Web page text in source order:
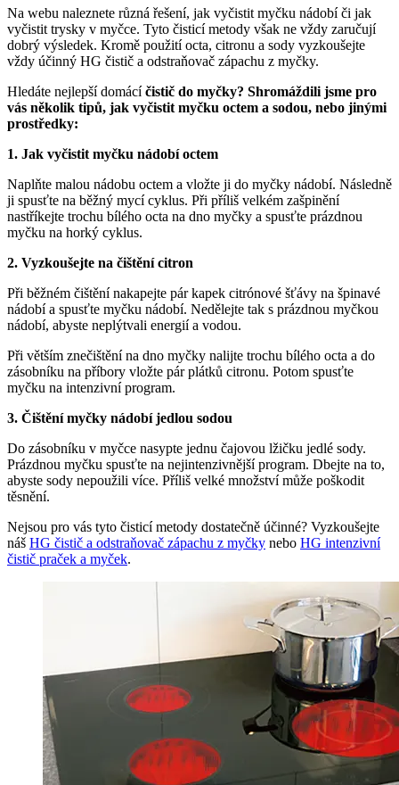
Na webu naleznete různá řešení, jak vyčistit myčku nádobí či jak
vyčistit trysky v myčce. Tyto čisticí metody však ne vždy zaručují
dobrý výsledek. Kromě použití octa, citronu a sody vyzkoušejte
vždy účinný HG čistič a odstraňovač zápachu z myčky.
Hledáte nejlepší domácíčistič do myčky? Shromáždili jsme pro
vás několik tipů, jak vyčistit myčku octem a sodou, nebo jinými
prostředky:
1. Jak vyčistit myčku nádobí octem
Naplňte malou nádobu octem a vložte ji do myčky nádobí. Následně
ji spusťte na běžný mycí cyklus. Při příliš velkém zašpinění
nastříkejte trochu bílého octa na dno myčky a spusťte prázdnou
myčku na horký cyklus.
2. Vyzkoušejte na čištění citron
Při běžném čištění nakapejte pár kapek citrónové šťávy na špinavé
nádobí a spusťte myčku nádobí. Nedělejte tak s prázdnou myčkou
nádobí, abyste neplýtvali energií a vodou.
Při větším znečištění na dno myčky nalijte trochu bílého octa a do
zásobníku na příbory vložte pár plátků citronu. Potom spusťte
myčku na intenzivní program.
3. Čištění myčky nádobí jedlou sodou
Do zásobníku v myčce nasypte jednu čajovou lžičku jedlé sody.
Prázdnou myčku spusťte na nejintenzivnější program. Dbejte na to,
abyste sody nepoužili více. Příliš velké množství může poškodit
těsnění.
Nejsou pro vás tyto čisticí metody dostatečně účinné? Vyzkoušejte
náš HG čistič a odstraňovač zápachu z myčky nebo HG intenzivní
čistič praček a myček.